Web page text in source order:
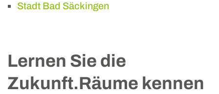
Stadt Bad Säckingen
Lernen Sie die
Zukunft.Räume kennen